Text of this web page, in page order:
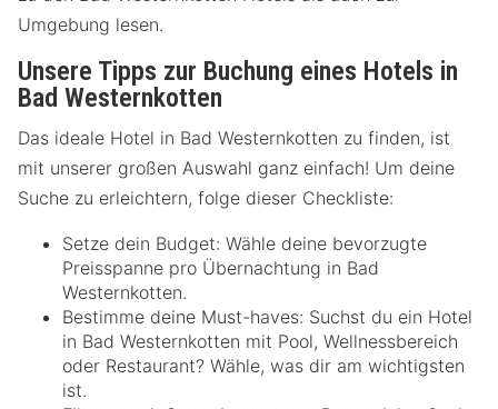
Umgebung lesen.
Unsere Tipps zur Buchung eines Hotels in
Bad Westernkotten
Das ideale Hotel in Bad Westernkotten zu finden, ist
mit unserer großen Auswahl ganz einfach! Um deine
Suche zu erleichtern, folge dieser Checkliste:
Setze dein Budget: Wähle deine bevorzugte
Preisspanne pro Übernachtung in Bad
Westernkotten.
Bestimme deine Must-haves: Suchst du ein Hotel
in Bad Westernkotten mit Pool, Wellnessbereich
oder Restaurant? Wähle, was dir am wichtigsten
ist.